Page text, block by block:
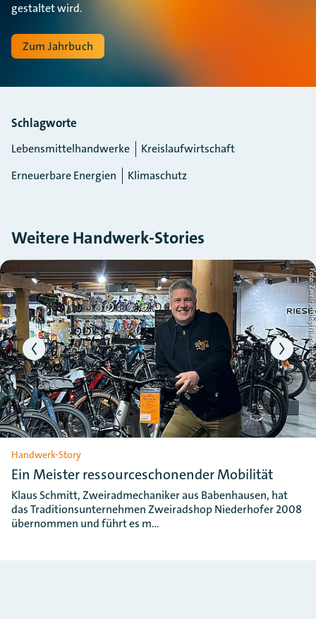
gestaltet wird.
Zum Jahrbuch
Schlagworte
Lebensmittelhandwerke
Kreislaufwirtschaft
Erneuerbare Energien
Klimaschutz
Weitere Handwerk-Stories
Slider überspringen Foto: Zweiradshop Niederhofer
Handwerk-Story
Ein Meister ressourceschonender Mobilität
Klaus Schmitt, Zweiradmechaniker aus Babenhausen, hat
das Traditionsunternehmen Zweiradshop Niederhofer 2008
übernommen und führt es m…